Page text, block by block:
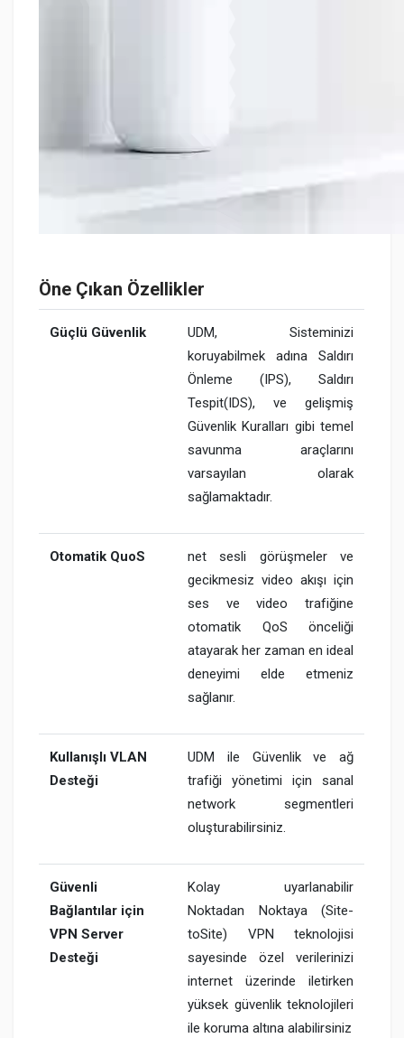
Öne Çıkan Özellikler
Güçlü Güvenlik
UDM, Sisteminizi
koruyabilmek adına Saldırı
Önleme (IPS), Saldırı
Tespit(IDS), ve gelişmiş
Güvenlik Kuralları gibi temel
savunma araçlarını
varsayılan olarak
sağlamaktadır.
Otomatik QuoS
net sesli görüşmeler ve
gecikmesiz video akışı için
ses ve video trafiğine
otomatik QoS önceliği
atayarak her zaman en ideal
deneyimi elde etmeniz
sağlanır.
Kullanışlı VLAN
Desteği
UDM ile Güvenlik ve ağ
trafiği yönetimi için sanal
network segmentleri
oluşturabilirsiniz.
Güvenli
Bağlantılar için
VPN Server
Desteği
Kolay uyarlanabilir
Noktadan Noktaya (Site-
toSite) VPN teknolojisi
sayesinde özel verilerinizi
internet üzerinde iletirken
yüksek güvenlik teknolojileri
ile koruma altına alabilirsiniz